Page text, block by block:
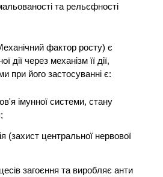
та рельєфності
фактор росту) є
дії через механізм її дії,
при його застосуванні є:
імунної системи, стану
(захист центральної нервової
загоєння та виробляє анти